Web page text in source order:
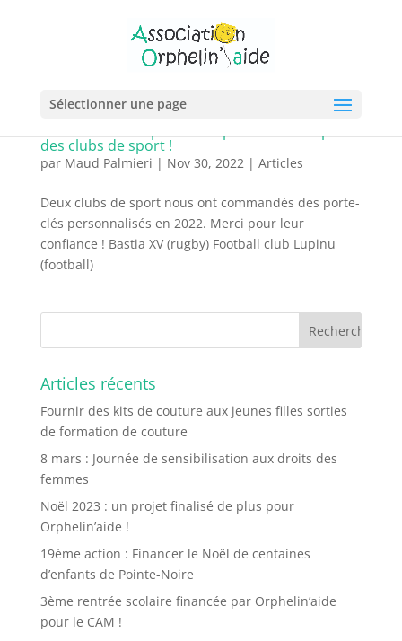
Sélectionner une page
des clubs de sport !
par Maud Palmieri | Nov 30, 2022| Articles
Deux clubs de sport nous ont commandés des porte-
clés personnalisés en 2022. Merci pour leur
confiance ! Bastia XV (rugby) Football club Lupinu
(football)
Articles récents
Fournir des kits de couture aux jeunes filles sorties
de formation de couture
8 mars : Journée de sensibilisation aux droits des
femmes
Noël 2023 : un projet finalisé de plus pour
Orphelin’aide !
19ème action : Financer le Noël de centaines
d’enfants de Pointe-Noire
3ème rentrée scolaire financée par Orphelin’aide
pour le CAM !